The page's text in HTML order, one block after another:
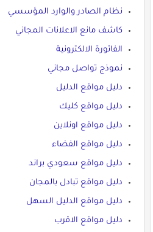
نظام الصادر والوارد المؤسسي
كاشف مانع الاعلانات المجاني
الفاتورة الالكترونية
نموذج تواصل مجاني
دليل مواقع الدليل
دليل مواقع كليك
دليل مواقع اونلاين
دليل مواقع الفضاء
دليل مواقع سعودي براند
دليل مواقع تبادل بالمجان
دليل مواقع الدليل السهل
دليل مواقع الاقرب